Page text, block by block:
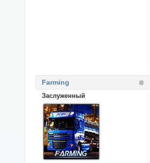
Farming
Заслуженный